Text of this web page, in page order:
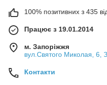
100% позитивних з 435
Працює з 19.01.2014
м. Запоріжжя
вул.Святого Миколая, 6,
Контакти